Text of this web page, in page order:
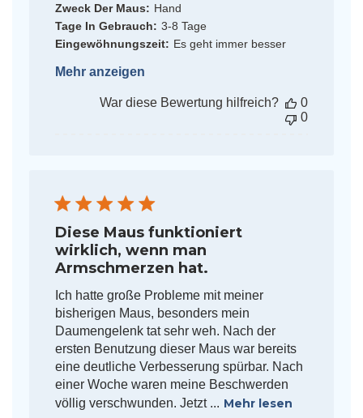
Zweck Der Maus: Hand
Tage In Gebrauch: 3-8 Tage
Eingewöhnungszeit: Es geht immer besser
Mehr anzeigen
War diese Bewertung hilfreich?
0
0
Diese Maus funktioniert
wirklich, wenn man
Armschmerzen hat.
Ich hatte große Probleme mit meiner
bisherigen Maus, besonders mein
Daumengelenk tat sehr weh. Nach der
ersten Benutzung dieser Maus war bereits
eine deutliche Verbesserung spürbar. Nach
einer Woche waren meine Beschwerden
völlig verschwunden. Jetzt ... Mehr lesen